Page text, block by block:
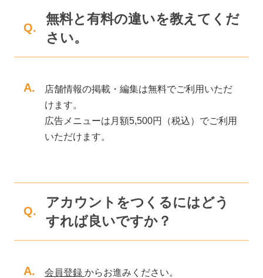
Q.
無料と有料の違いを教えてくだ
さい。
A.
店舗情報の掲載・編集は無料でご利用いただ
けます。
広告メニューは月額5,500円（税込）でご利用
いただけます。
Q.
アカウントをつくるにはどう
すれば良いですか？
A. 会員登録 からお進みください。